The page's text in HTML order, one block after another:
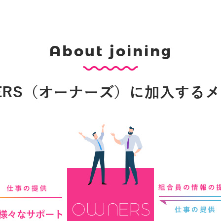
About joining
（オーナーズ）に加入する